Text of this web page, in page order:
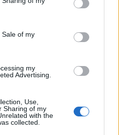
of my
my
Advertising.
Use,
Sharing of my
with the
collected.
τραγούδι και